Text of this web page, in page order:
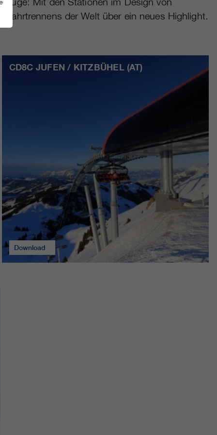
der Welt über ein neues Highlight.
CD8C JUFEN / KITZBÜHEL (AT)
Download